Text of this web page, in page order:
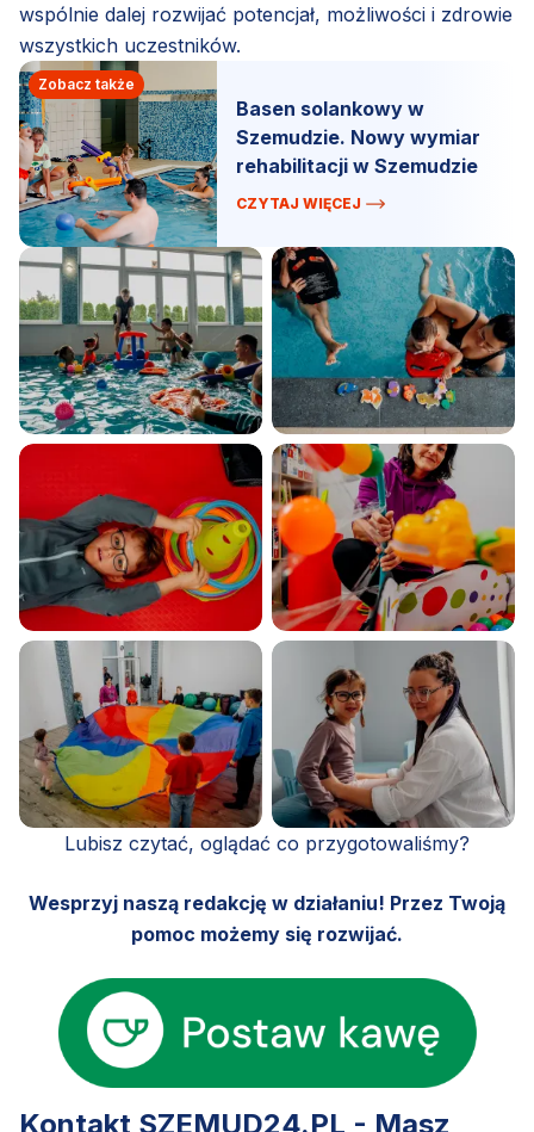
wspólnie dalej rozwijać potencjał, możliwości i zdrowie
wszystkich uczestników.
Zobacz także
Basen solankowy w
Szemudzie. Nowy wymiar
rehabilitacji w Szemudzie
CZYTAJ WIĘCEJ
Lubisz czytać, oglądać co przygotowaliśmy?
Wesprzyj naszą redakcję w działaniu! Przez Twoją
pomoc możemy się rozwijać.
Kontakt SZEMUD24.PL - Masz